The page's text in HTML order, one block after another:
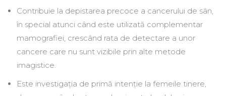
Contribuie la depistarea precoce a cancerului de sân,
în special atunci când este utilizată complementar
mamografiei, crescând rata de detectare a unor
cancere care nu sunt vizibile prin alte metode
imagistice.
Este investigația de primă intenție la femeile tinere,